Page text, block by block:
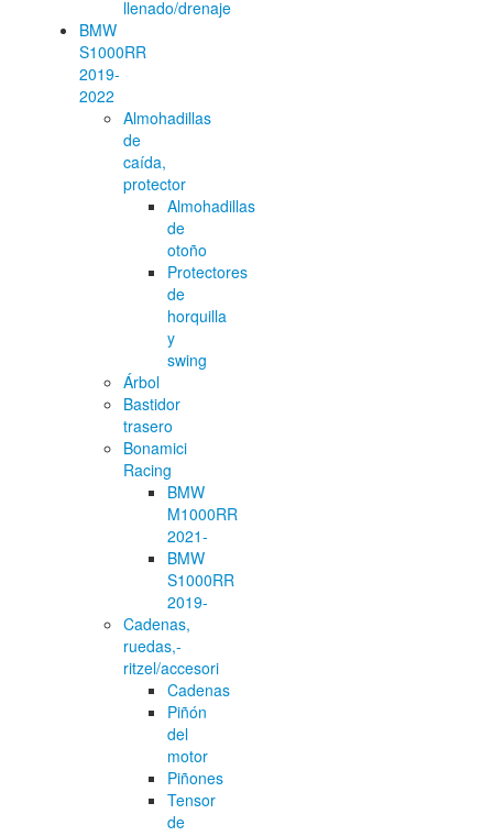
llenado/drenaje
BMW
S1000RR
2019-
2022
Almohadillas
de
caída,
protector
Almohadillas
de
otoño
Protectores
de
horquilla
y
swing
Árbol
Bastidor
trasero
Bonamici
Racing
BMW
M1000RR
2021-
BMW
S1000RR
2019-
Cadenas,
ruedas,-
ritzel/accesori
Cadenas
Piñón
del
motor
Piñones
Tensor
de